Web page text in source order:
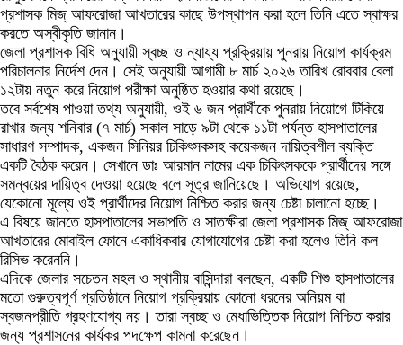
প্রশাসক মিজ্ আফরোজা আখতারের কাছে উপস্থাপন করা হলে তিনি এতে স্বাক্ষর
করতে অস্বীকৃতি জানান।
জেলা প্রশাসক বিধি অনুযায়ী স্বচ্ছ ও ন্যায্য প্রক্রিয়ায় পুনরায় নিয়োগ কার্যক্রম
পরিচালনার নির্দেশ দেন। সেই অনুযায়ী আগামী ৮ মার্চ ২০২৬ তারিখ রোববার বেলা
১২টায় নতুন করে নিয়োগ পরীক্ষা অনুষ্ঠিত হওয়ার কথা রয়েছে।
তবে সর্বশেষ পাওয়া তথ্য অনুযায়ী, ওই ৬ জন প্রার্থীকে পুনরায় নিয়োগে টিকিয়ে
রাখার জন্য শনিবার (৭ মার্চ) সকাল সাড়ে ৯টা থেকে ১১টা পর্যন্ত হাসপাতালের
সাধারণ সম্পাদক, একজন সিনিয়র চিকিৎসকসহ কয়েকজন দায়িত্বশীল ব্যক্তি
একটি বৈঠক করেন। সেখানে ডাঃ আরমান নামের এক চিকিৎসককে প্রার্থীদের সঙ্গে
সমন্বয়ের দায়িত্ব দেওয়া হয়েছে বলে সূত্র জানিয়েছে। অভিযোগ রয়েছে,
যেকোনো মূল্যে ওই প্রার্থীদের নিয়োগ নিশ্চিত করার জন্য চেষ্টা চালানো হচ্ছে।
এ বিষয়ে জানতে হাসপাতালের সভাপতি ও সাতক্ষীরা জেলা প্রশাসক মিজ্ আফরোজা
আখতারের মোবাইল ফোনে একাধিকবার যোগাযোগের চেষ্টা করা হলেও তিনি কল
রিসিভ করেননি।
এদিকে জেলার সচেতন মহল ও স্থানীয় বাসিন্দারা বলছেন, একটি শিশু হাসপাতালের
মতো গুরুত্বপূর্ণ প্রতিষ্ঠানে নিয়োগ প্রক্রিয়ায় কোনো ধরনের অনিয়ম বা
স্বজনপ্রীতি গ্রহণযোগ্য নয়। তারা স্বচ্ছ ও মেধাভিত্তিক নিয়োগ নিশ্চিত করার
জন্য প্রশাসনের কার্যকর পদক্ষেপ কামনা করেছেন।